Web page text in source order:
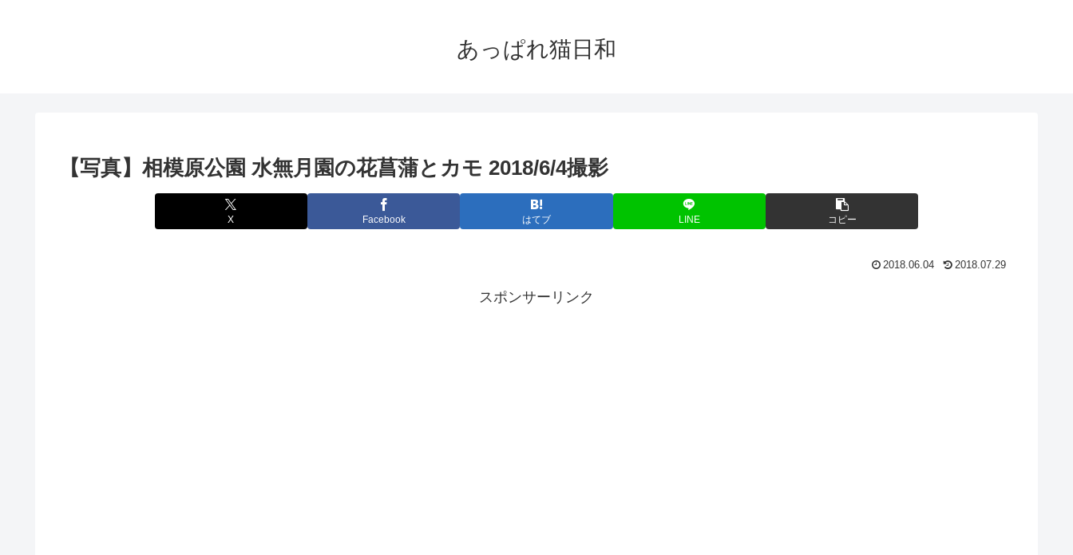
あっぱれ猫日和
【写真】相模原公園 水無月園の花菖蒲とカモ 2018/6/4撮影
X Facebook はてブ LINE コピー
2018.06.04 2018.07.29
スポンサーリンク